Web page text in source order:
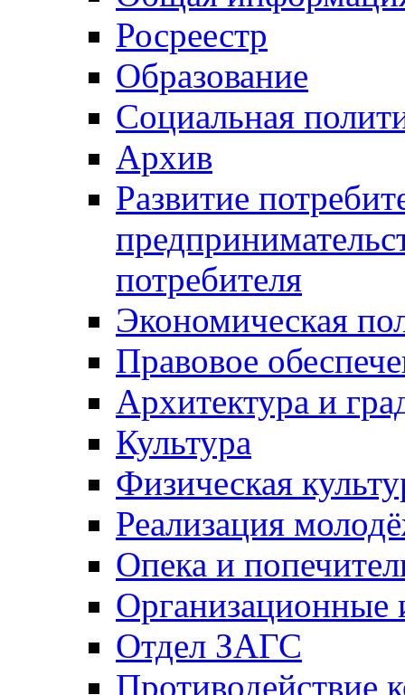
Росреестр
Образование
Социальная
Архив
Развитие
потребителя
Экономическая
Правовое
Архитектура и
Культура
Физическая
Реализация
Опека и
Отдел ЗАГС
Противодействие